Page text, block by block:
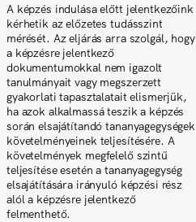
A képzés indulása előtt jelentkezőink
kérhetik az előzetes tudásszint
mérését. Az eljárás arra szolgál, hogy
a képzésre jelentkező
dokumentumokkal nem igazolt
tanulmányait vagy megszerzett
gyakorlati tapasztalatait elismerjük,
ha azok alkalmassá teszik a képzés
során elsajátítandó tananyagegységek
követelményeinek teljesítésére. A
követelmények megfelelő szintű
teljesítése esetén a tananyagegység
elsajátítására irányuló képzési rész
alól a képzésre jelentkező
felmenthető.